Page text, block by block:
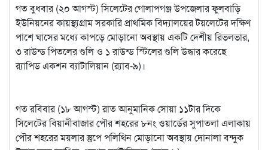
গত বুধবার (২০ আগস্ট) সিলেটের গোলাপগঞ্জ উপজেলার ফুলবাড়ি
ইউনিয়নের কায়স্থ্যগ্রাম সরকারি প্রাথমিক বিদ্যালয়ের টয়লেটের দক্ষিণ
পাশে ঘাসের মধ্যে কাপড়ে মোড়ানো অবস্থায় একটি দেশীয় রিভলভার,
৩ রাউন্ড পিতলের গুলি ও ১ রাউন্ড স্টিলের গুলি উদ্ধার করেছে
র‌্যাপিড একশন ব্যাটালিয়ান (র‌্যাব-৯)।
গত রবিবার (১৮ আগস্ট) রাত আনুমানিক সোয়া ১১টার দিকে
সিলেটের বিয়ানীবাজার পৌর শহরের ৮নং ওয়ার্ডের সুপাতলা এলাকায়
পৌর শহরের ময়লার স্তুপে পলিথিন মোড়ানো অবস্থায় দোনালা বন্দুক